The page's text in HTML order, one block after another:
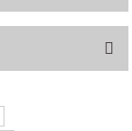
diğer konularda
tarafımıza